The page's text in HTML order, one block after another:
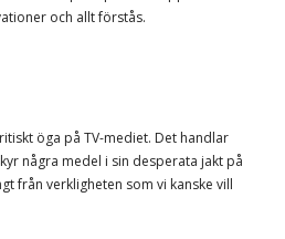
och allt förstås.
öga på TV-mediet. Det handlar
några medel i sin desperata jakt på
från verkligheten som vi kanske vill